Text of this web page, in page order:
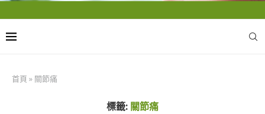
首頁 » 關節痛
標籤: 關節痛